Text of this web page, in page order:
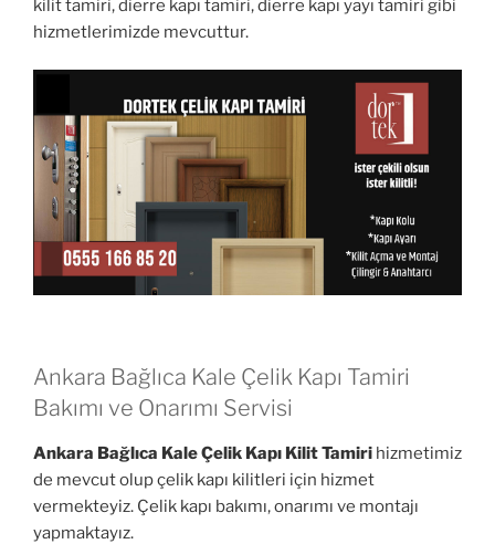
kilit tamiri, dierre kapı tamiri, dierre kapı yayı tamiri gibi
hizmetlerimizde mevcuttur.
Ankara Bağlıca Kale Çelik Kapı Tamiri
Bakımı ve Onarımı Servisi
Ankara Bağlıca Kale Çelik Kapı Kilit Tamiri hizmetimiz
de mevcut olup çelik kapı kilitleri için hizmet
vermekteyiz. Çelik kapı bakımı, onarımı ve montajı
yapmaktayız.